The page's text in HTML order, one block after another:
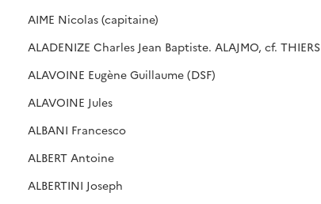
AIME Nicolas (capitaine)
ALADENIZE Charles Jean Baptiste. ALAJMO, cf. THIERS
ALAVOINE Eugène Guillaume (DSF)
ALAVOINE Jules
ALBANI Francesco
ALBERT Antoine
ALBERTINI Joseph